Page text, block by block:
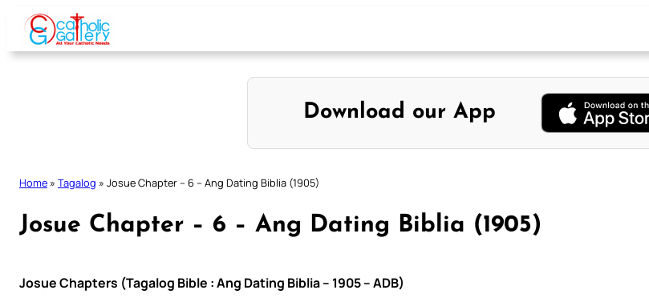
Skip
content
Download our App
Home » Tagalog » Josue Chapter – 6 – Ang Dating Biblia (1905)
Josue Chapter – 6 – Ang Dating Biblia (1905)
Josue Chapters (Tagalog Bible : Ang Dating Biblia – 1905 – ADB)